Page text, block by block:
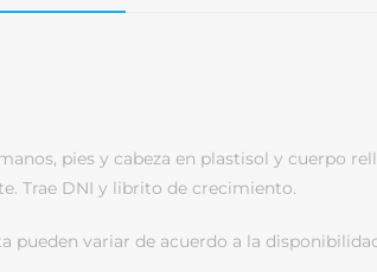
pies y cabeza en plastisol y cuerpo
Trae DNI y librito de crecimiento.
pueden variar de acuerdo a la